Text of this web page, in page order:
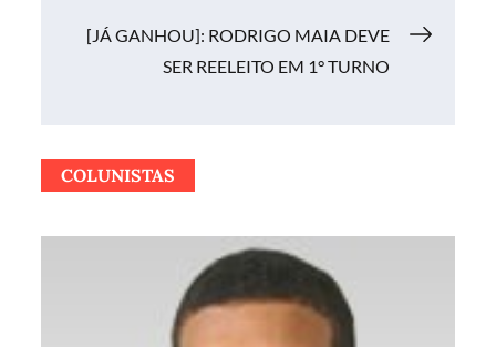
[JÁ GANHOU]: RODRIGO MAIA DEVE
SER REELEITO EM 1° TURNO
COLUNISTAS